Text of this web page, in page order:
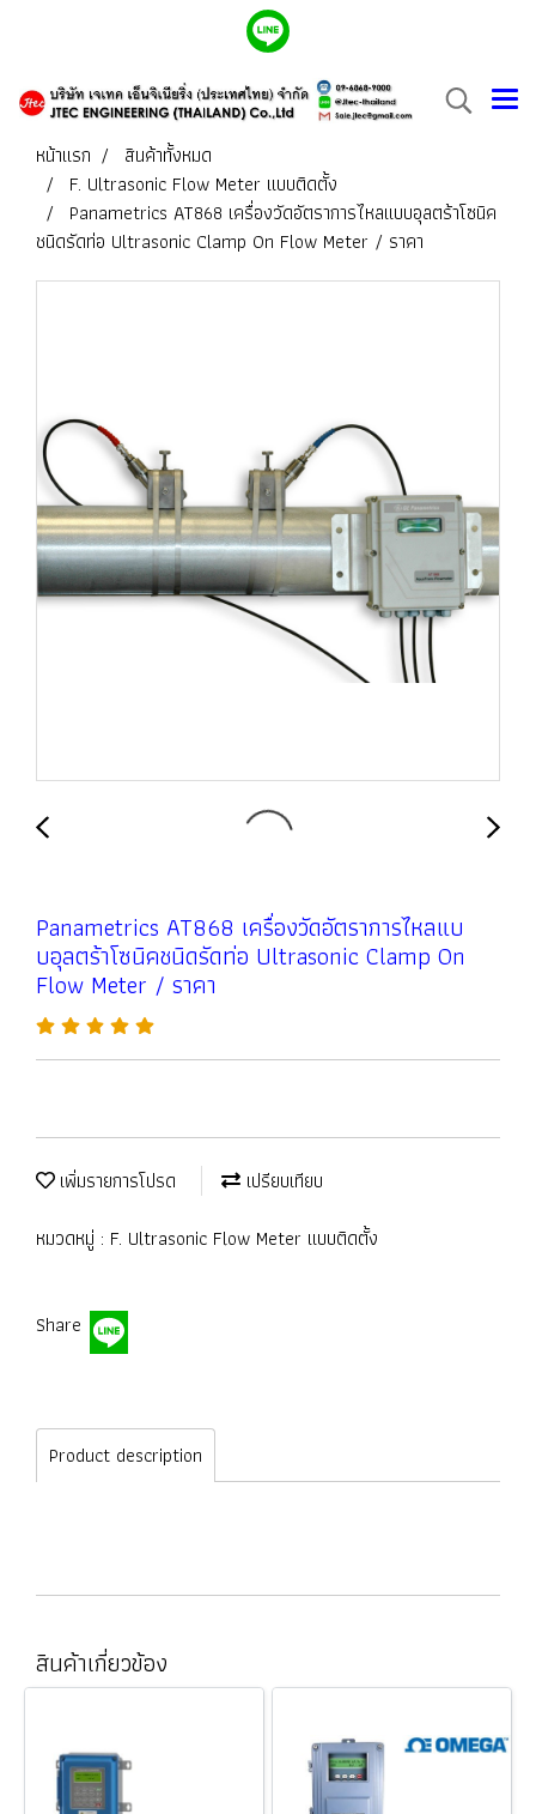
หน้าแรก
สินค้าทั้งหมด
F. Ultrasonic Flow Meter แบบติดตั้ง
Panametrics AT868 เครื่องวัดอัตราการไหลแบบอุลตร้าโซนิค
ชนิดรัดท่อ Ultrasonic Clamp On Flow Meter / ราคา
Panametrics AT868 เครื่องวัดอัตราการไหลแบ
บอุลตร้าโซนิคชนิดรัดท่อ Ultrasonic Clamp On
Flow Meter / ราคา
เพิ่มรายการโปรด
เปรียบเทียบ
หมวดหมู่ : F. Ultrasonic Flow Meter แบบติดตั้ง
Share
Product description
สินค้าเกี่ยวข้อง